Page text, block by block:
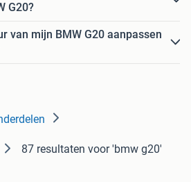
G20?
van mijn BMW G20 aanpassen
87 resultaten voor 'bmw g20'